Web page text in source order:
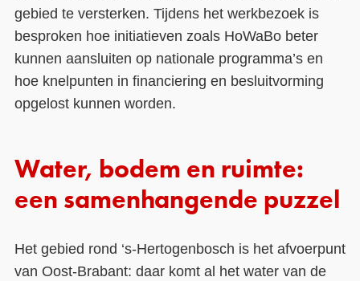
gebied te versterken. Tijdens het werkbezoek is
besproken hoe initiatieven zoals HoWaBo beter
kunnen aansluiten op nationale programma’s en
hoe knelpunten in financiering en besluitvorming
opgelost kunnen worden.
Water, bodem en ruimte:
een samenhangende puzzel
Het gebied rond ‘s-Hertogenbosch is het afvoerpunt
van Oost-Brabant: daar komt al het water van de